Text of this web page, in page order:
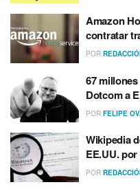
Amazon
contratar
POR
67
Dotcom a
POR FELIPE
Wikipedia
EE.UU.
POR